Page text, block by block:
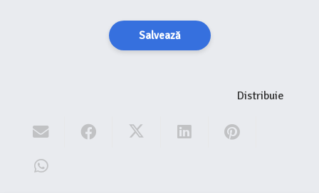
Salvează
Distribuie